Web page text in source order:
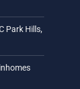
Park Hills,